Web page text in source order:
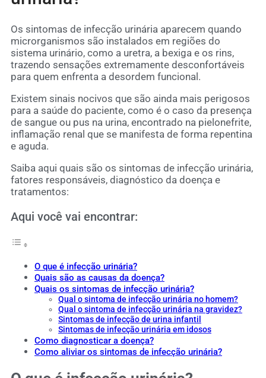
Os sintomas de infecção urinária aparecem quando
microrganismos são instalados em regiões do
sistema urinário, como a uretra, a bexiga e os rins,
trazendo sensações extremamente desconfortáveis
para quem enfrenta a desordem funcional.
Existem sinais nocivos que são ainda mais perigosos
para a saúde do paciente, como é o caso da presença
de sangue ou pus na urina, encontrado na pielonefrite,
inflamação renal que se manifesta de forma repentina
e aguda.
Saiba aqui quais são os sintomas de infecção urinária,
fatores responsáveis, diagnóstico da doença e
tratamentos:
Aqui você vai encontrar:
O que é infecção urinária?
Quais são as causas da doença?
Quais os sintomas de infecção urinária?
Qual o sintoma de infecção urinária no homem?
Qual o sintoma de infecção urinária na gravidez?
Sintomas de infecção de urina infantil
Sintomas de infecção urinária em idosos
Como diagnosticar a doença?
Como aliviar os sintomas de infecção urinária?